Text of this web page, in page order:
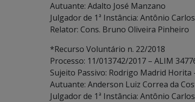
Autuante: Adalto José Manzano
Julgador de 1ª Instância: Antônio
Relator: Cons. Bruno Oliveira Pinheiro
*Recurso Voluntário n. 22/2018
Processo: 11/013742/2017 – ALIM
Sujeito Passivo: Rodrigo Madrid Horita
Autuante: Anderson Luiz Correa da
Julgador de 1ª Instância: Antônio